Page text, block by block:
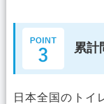
累計
日本全国のトイ